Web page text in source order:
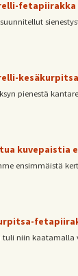
fetapiirakka
pienestä
kuvepaistia
ensimmäistä
tuli niin kaatamalla